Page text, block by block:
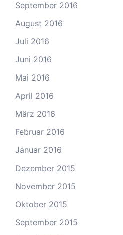
September 2016
August 2016
Juli 2016
Juni 2016
Mai 2016
April 2016
März 2016
Februar 2016
Januar 2016
Dezember 2015
November 2015
Oktober 2015
September 2015